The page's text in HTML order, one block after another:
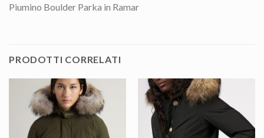
Piumino Boulder Parka in Ramar
PRODOTTI CORRELATI